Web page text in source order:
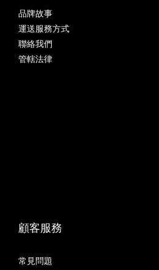
品牌故事
運送服務方式
聯絡我們
管轄法律
顧客服務
常見問題